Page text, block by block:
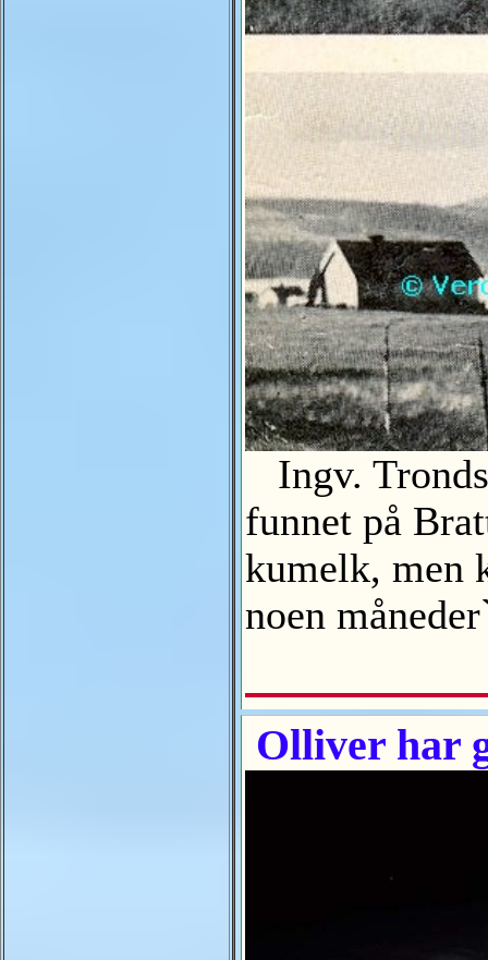
Ingv.
funnet på
kumelk, men
noen
Olliver har